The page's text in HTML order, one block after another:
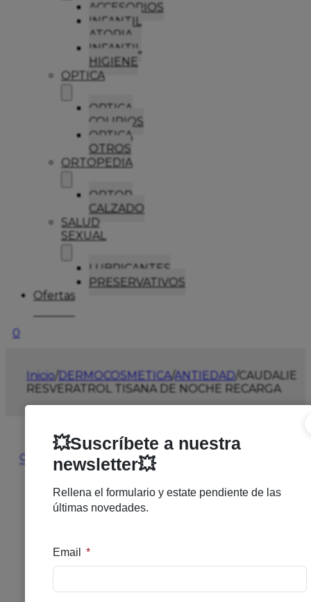
ACCESORIOS
INFANTIL
ATOPIA
INFANTIL
HIGIENE
OPTICA
OPTICA
COLIRIOS
OPTICA
OTROS
ORTOPEDIA
ORTOP
CALZADO
SALUD
SEXUAL
LUBRICANTES
PRESERVATIVOS
Ofertas
0
Inicio/DERMOCOSMETICA/ANTIEDAD/CAUDALIE
RESVERATROL TISANA DE NOCHE RECARGA
🔍